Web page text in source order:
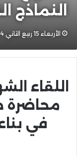
النماذج
الأربعاء 15 ربيع الثاني 1444هـ 9-11-2022م
اللقاء
محاضرة
في